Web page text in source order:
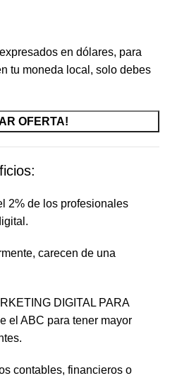
en dólares, para
tu moneda local, solo debes
OFERTA!
2% de los profesionales
carecen de una
DIGITAL PARA
el ABC para tener mayor
contables, financieros o